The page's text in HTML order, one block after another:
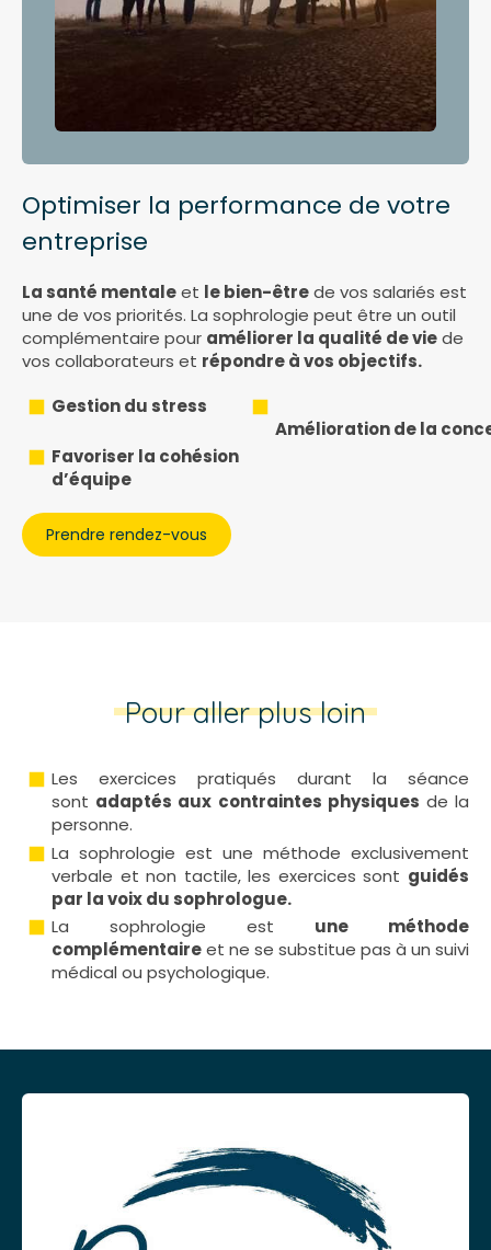
Optimiser la performance de votre
entreprise
La santé mentaleet le bien-êtrede vos salariés est
une de vos priorités. La sophrologie peut être un outil
complémentaire pour améliorer la qualité de viede
vos collaborateurs et répondre à vos objectifs.
Gestion du stress
Amélioration de la
Favoriser la cohésion
d’équipe
Prendre rendez-vous
Pour aller plus loin
Les exercices pratiqués durant la séance
sont adaptés aux contraintes physiques de la
personne.
La sophrologie est une méthode exclusivement
verbale et non tactile, les exercices sont guidés
par la voix du sophrologue.
La sophrologie est une méthode
complémentaireet ne se substitue pas à un suivi
médical ou psychologique.